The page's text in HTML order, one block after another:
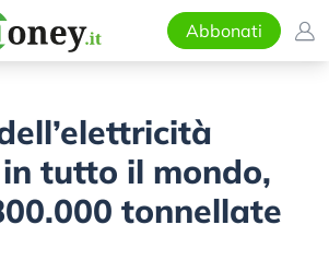
Abbonati
tutto il mondo,
tonnellate